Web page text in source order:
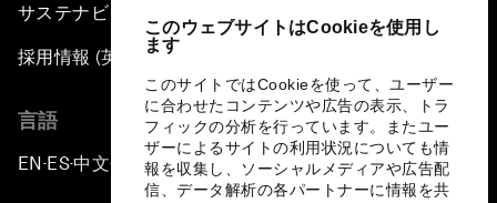
このウェブサイトはCookieを使用し
ます
このサイトではCookieを使って、ユーザー
に合わせたコンテンツや広告の表示、トラ
フィックの分析を行っています。またユー
ザーによるサイトの利用状況についても情
報を収集し、ソーシャルメディアや広告配
信、データ解析の各パートナーに情報を共
サステナビリティへの取り組み
採用情報 (英語のみ)
言語
EN ▪ES▪中文▪ 日本語